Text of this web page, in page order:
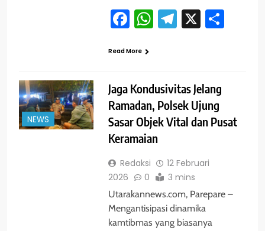
Facebook
WhatsApp
Telegram
X
Read More
NEWS
Jaga Kondusivitas Jelang
Ramadan, Polsek Ujung
Sasar Objek Vital dan Pusat
Keramaian
Redaksi
12 Februari
2026
0 3 mins
Utarakannews.com, Parepare –
Mengantisipasi dinamika
kamtibmas yang biasanya